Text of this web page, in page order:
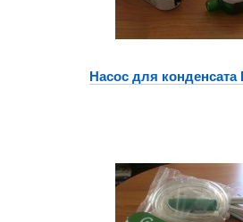
Насос для конденсата